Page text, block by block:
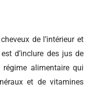
de l’intérieur et
d’inclure des jus de
alimentaire qui
et de vitamines